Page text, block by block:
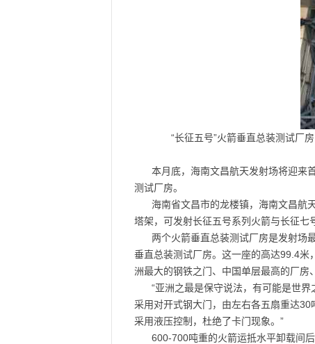
“长征五号”火箭垂直总装测试厂房
本月底，海南文昌航天发射场将迎来
测试厂房。
海南省文昌市的龙楼镇，海南文昌航
塔架，可发射长征五号系列火箭与长征七
两个火箭垂直总装测试厂房是发射场
垂直总装测试厂房。这一座的高达99.4米
洲最大的钢铁之门、中国单层最高的厂房
“亚洲之最是保守说法，有可能是世
采用对开式钢大门，由左右各五扇重达
采用液压控制，杜绝了卡门现象。”
600-700吨重的火箭运抵水平卸载间